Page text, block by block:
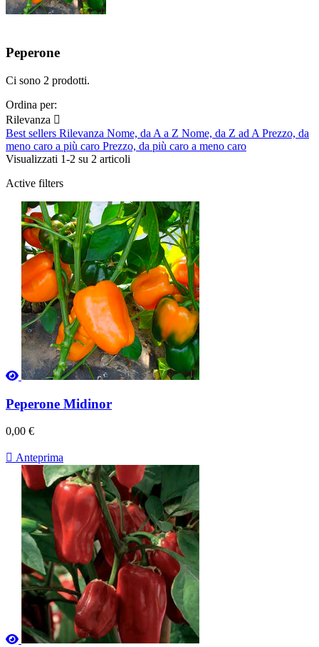
Peperone
Ci sono 2 prodotti.
Ordina per:
Rilevanza 
Best sellers Rilevanza Nome, da A a Z Nome, da Z ad A Prezzo, da
meno caro a più caro Prezzo, da più caro a meno caro
Visualizzati 1-2 su 2 articoli
Active filters
Peperone Midinor
0,00 €
 Anteprima